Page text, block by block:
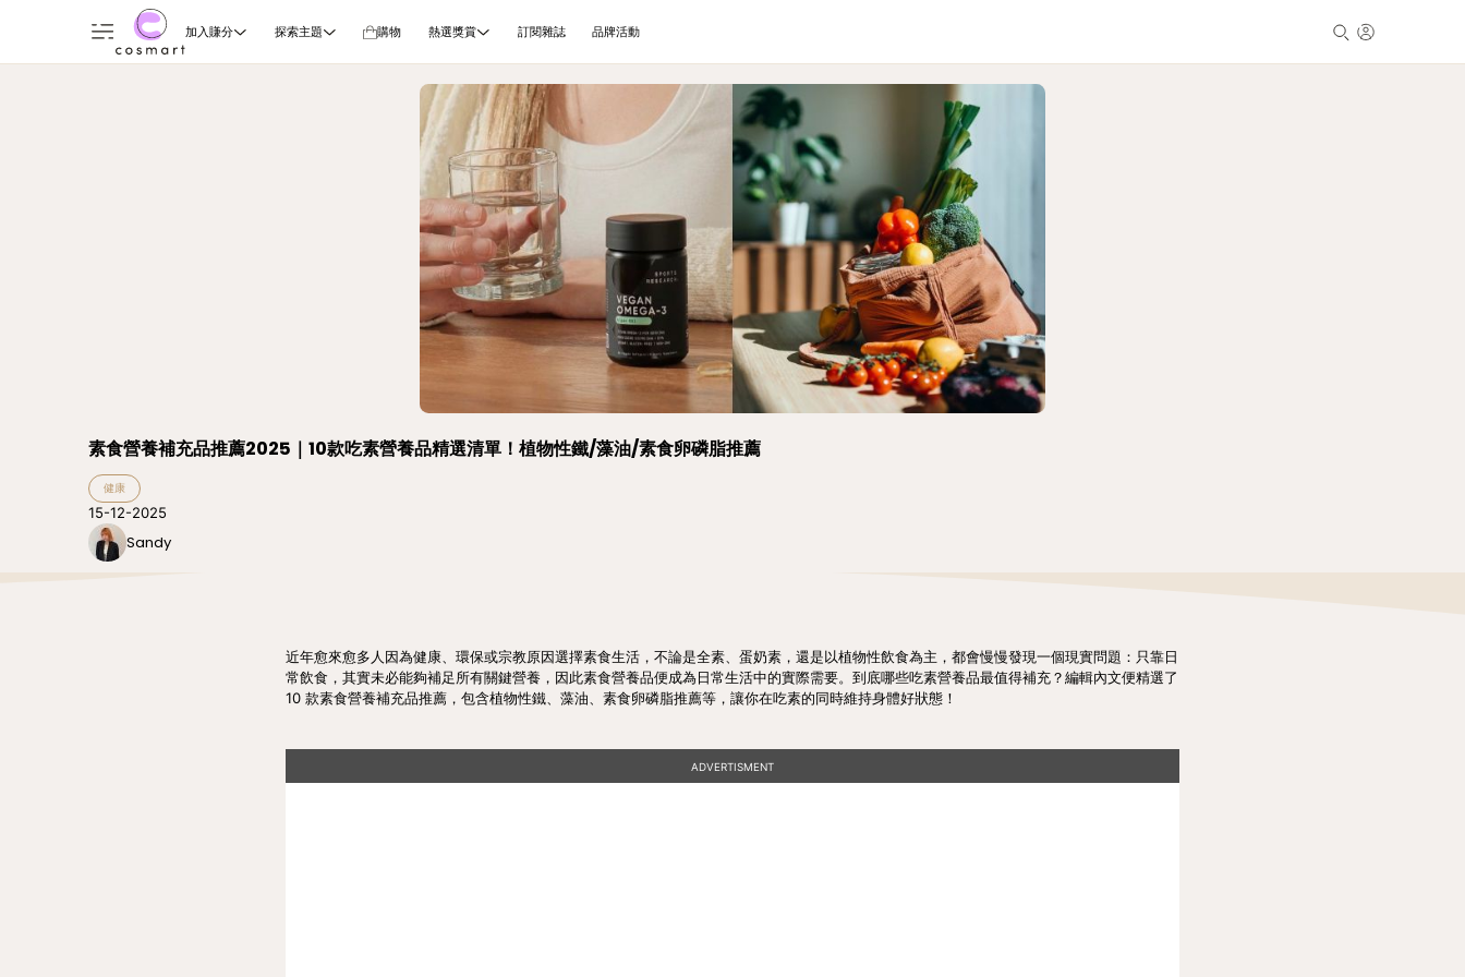
加入賺分 探索主題 購物 熱選獎賞 訂閱雜誌 品牌活動
素食營養補充品推薦2025｜10款吃素營養品精選清單！植物性鐵/藻油/素食卵磷脂推薦
健康
15-12-2025
Sandy
近年愈來愈多人因為健康、環保或宗教原因選擇素食生活，不論是全素、蛋奶素，還是以植物性飲食為主，都會慢慢發現一個現實問題：只靠日
常飲食，其實未必能夠補足所有關鍵營養，因此素食營養品便成為日常生活中的實際需要。到底哪些吃素營養品最值得補充？編輯內文便精選了
10 款素食營養補充品推薦，包含植物性鐵、藻油、素食卵磷脂推薦等，讓你在吃素的同時維持身體好狀態！
ADVERTISMENT